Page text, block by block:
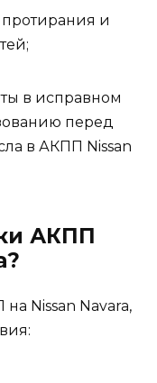
и
в исправном
перед
в АКПП Nissan
АКПП
Nissan Navara,